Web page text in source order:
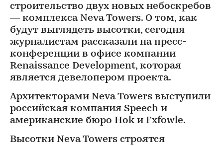
строительство двух новых небоскребов
— комплекса Neva Towers. О том, как
будут выглядеть высотки, сегодня
журналистам рассказали на пресс-
конференции в офисе компании
Renaissance Development, которая
является девелопером проекта.
Архитекторами Neva Towers выступили
российская компания Speech и
американские бюро Hok и Fxfowle.
Высотки Neva Towers строятся